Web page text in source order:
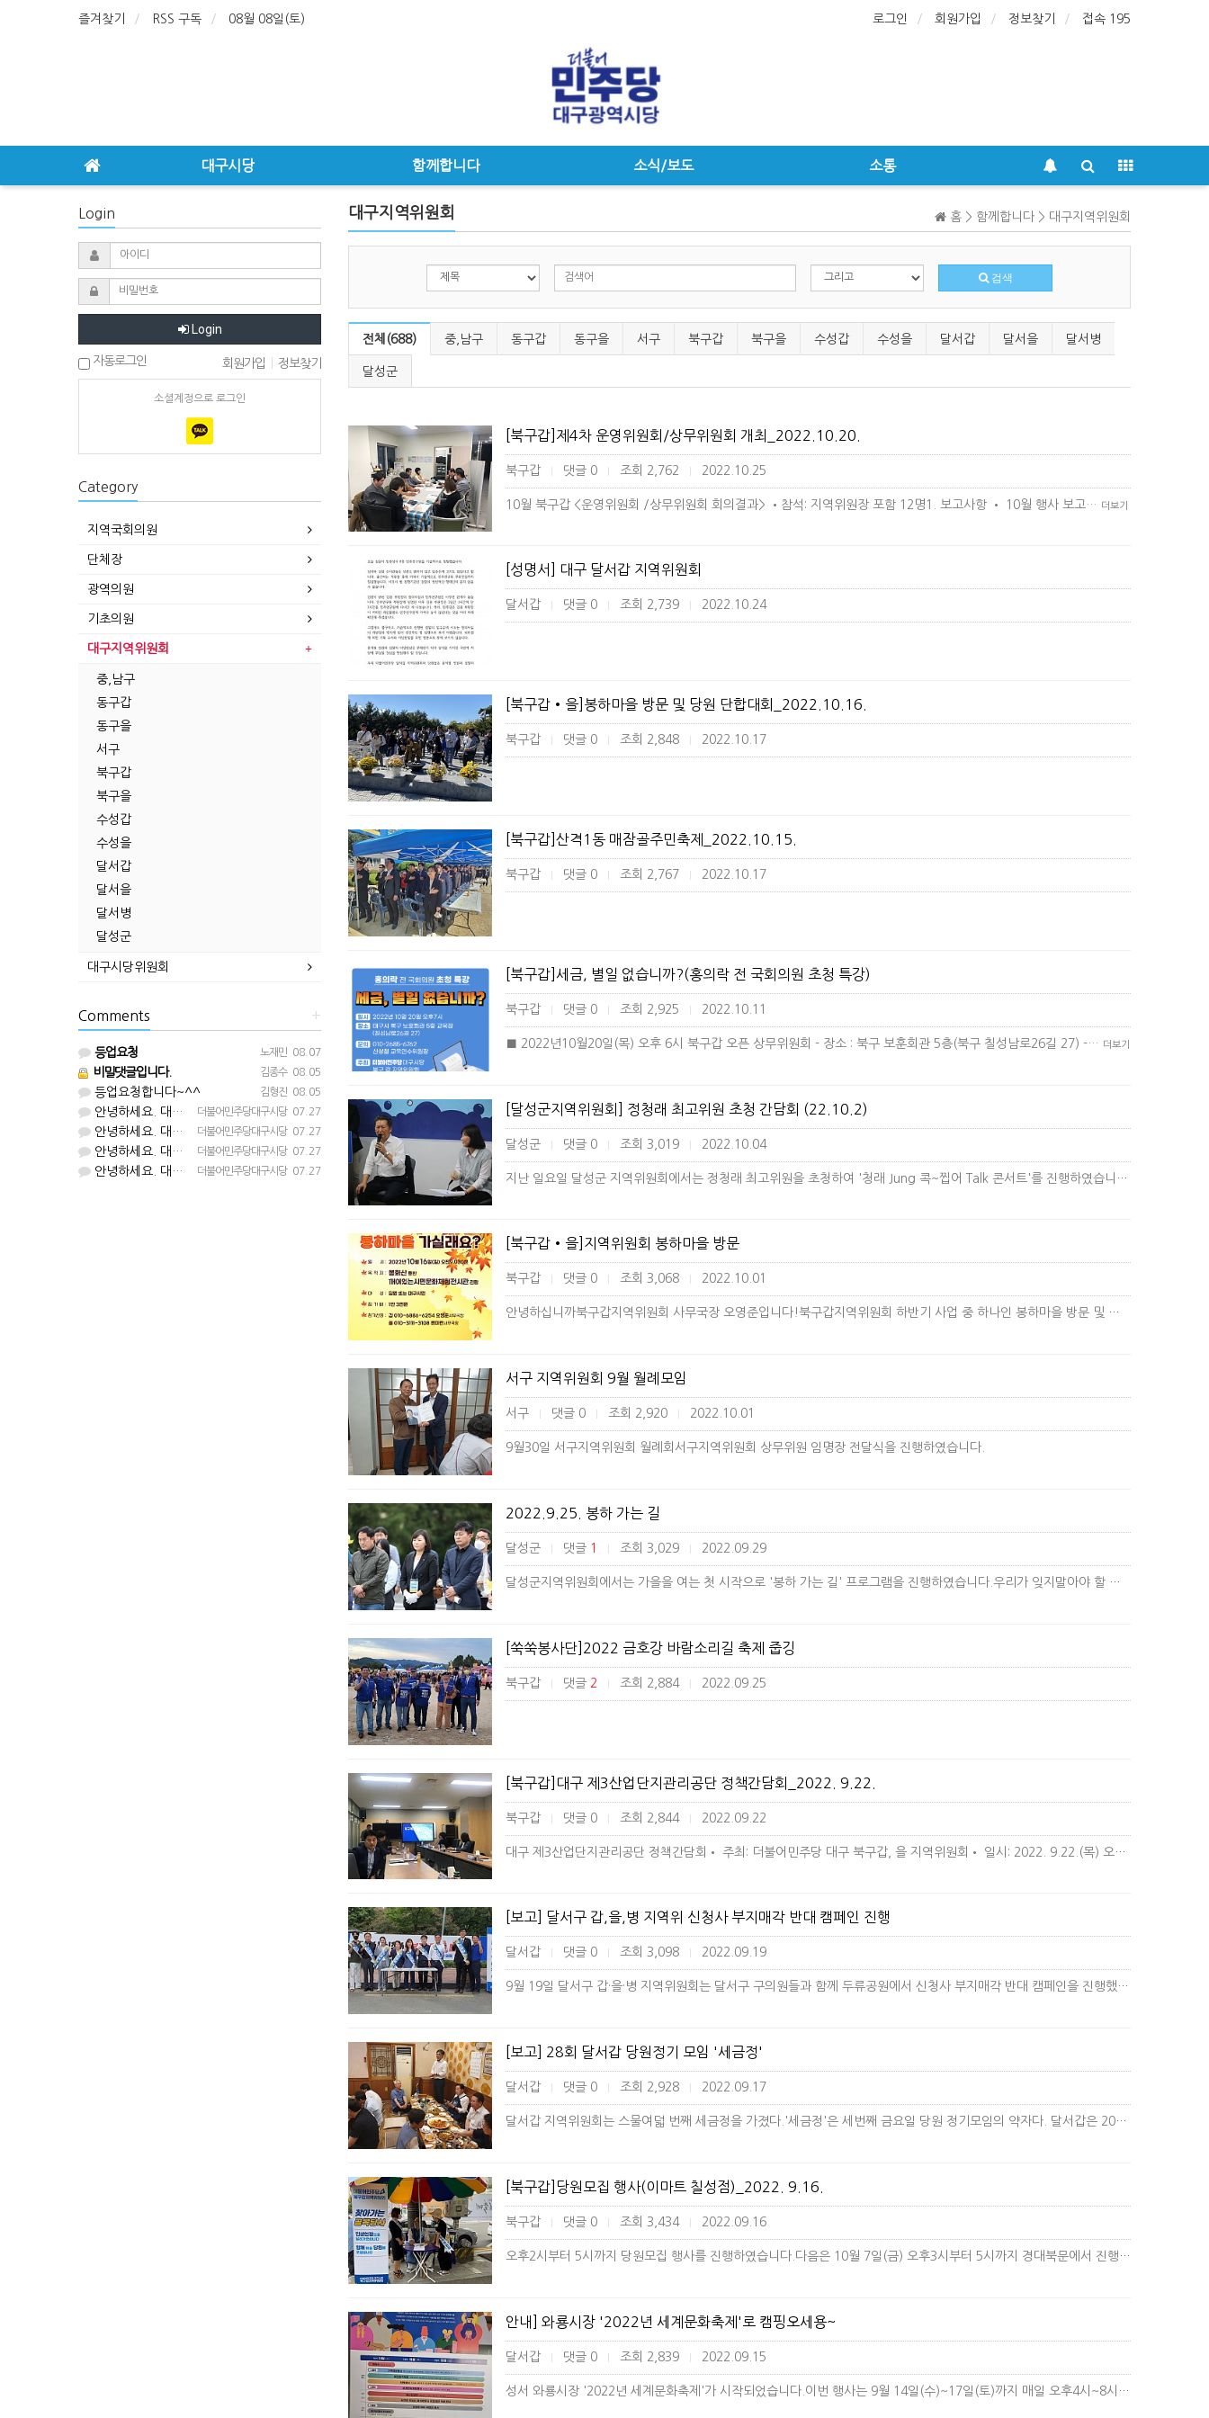
즐겨찾기 RSS 구독 08월 08일(토) 로그인 회원가입 정보찾기 접속 195
대구시당 함께합니다 소식/보도 소통
홈 > 함께합니다 > 대구지역위원회
대구지역위원회
검색
전체(688) 중,남구 동구갑 동구을 서구 북구갑 북구을 수성갑 수성을 달서갑 달서을 달서병
달성군
[북구갑]제4차 운영위원회/상무위원회 개최_2022.10.20.
북구갑 댓글 0 조회 2,762 2022.10.25
10월 북구갑 <운영위원회 /상무위원회 회의결과> •참석: 지역위원장 포함 12명1. 보고사항 • 10월 행사 보고… 더보기
[성명서] 대구 달서갑 지역위원회
달서갑 댓글 0 조회 2,739 2022.10.24
[북구갑•을]봉하마을 방문 및 당원 단합대회_2022.10.16.
북구갑 댓글 0 조회 2,848 2022.10.17
[북구갑]산격1동 매잠골주민축제_2022.10.15.
북구갑 댓글 0 조회 2,767 2022.10.17
[북구갑]세금, 별일 없습니까?(홍의락 전 국회의원 초청 특강)
북구갑 댓글 0 조회 2,925 2022.10.11
■ 2022년10월20일(목) 오후 6시 북구갑 오픈 상무위원회 - 장소 : 북구 보훈회관 5층(북구 칠성남로26길 27) -… 더보기
[달성군지역위원회] 정청래 최고위원 초청 간담회 (22.10.2)
달성군 댓글 0 조회 3,019 2022.10.04
지난 일요일 달성군 지역위원회에서는 정청래 최고위원을 초청하여 '청래 Jung 콕~찝어 Talk 콘서트'를 진행하였습니다.&l…
[북구갑•을]지역위원회 봉하마을 방문
북구갑 댓글 0 조회 3,068 2022.10.01
안녕하십니까북구갑지역위원회 사무국장 오영준입니다!북구갑지역위원회 하반기 사업 중 하나인 봉하마을 방문 및 체험에 대한 공지사항…
서구 지역위원회 9월 월례모임
서구 댓글 0 조회 2,920 2022.10.01
9월30일 서구지역위원회 월례회서구지역위원회 상무위원 임명장 전달식을 진행하였습니다.
2022.9.25. 봉하 가는 길
달성군 댓글 1 조회 3,029 2022.09.29
달성군지역위원회에서는 가을을 여는 첫 시작으로 '봉하 가는 길' 프로그램을 진행하였습니다.우리가 잊지말아야 할 정신을 다시 한…
[쑥쑥봉사단]2022 금호강 바람소리길 축제 줍깅
북구갑 댓글 2 조회 2,884 2022.09.25
[북구갑]대구 제3산업단지관리공단 정책간담회_2022. 9.22.
북구갑 댓글 0 조회 2,844 2022.09.22
대구 ​제3산업단지관리공단 정책간담회• 주최: 더불어민주당 대구 북구갑, 을 지역위원회• 일시: 2022. 9.22.(목) 오…
[보고] 달서구 갑,을,병 지역위 신청사 부지매각 반대 캠페인 진행
달서갑 댓글 0 조회 3,098 2022.09.19
9월 19일 달서구 갑·을·병 지역위원회는 달서구 구의원들과 함께 두류공원에서 신청사 부지매각 반대 캠페인을 진행했다.일요일 …
[보고] 28회 달서갑 당원정기 모임 '세금정'
달서갑 댓글 0 조회 2,928 2022.09.17
달서갑 지역위원회는 스물여덟 번째 세금정을 가졌다.'세금정'은 세번째 금요일 당원 정기모임의 약자다. 달서갑은 2019년부터 …
[북구갑]당원모집 행사(이마트 칠성점)_2022. 9.16.
북구갑 댓글 0 조회 3,434 2022.09.16
오후2시부터 5시까지 당원모집 행사를 진행하였습니다.다음은 10월 7일(금) 오후3시부터 5시까지 경대북문에서 진행합니다.유튜…
안내] 와룡시장 '2022년 세계문화축제'로 캠핑오세용~
달서갑 댓글 0 조회 2,839 2022.09.15
성서 와룡시장 '2022년 세계문화축제'가 시작되었습니다.이번 행사는 9월 14일(수)~17일(토)까지 매일 오후4시~8시까지…
Login
Login
자동로그인 회원가입 정보찾기
소셜계정으로 로그인
Category
지역국회의원
단체장
광역의원
기초의원
대구지역위원회
중,남구
동구갑
동구을
서구
북구갑
북구을
수성갑
수성을
달서갑
달서을
달서병
달성군
대구시당위원회
+
Comments
노재민 08.07
등업요청
김종수 08.05
비밀댓글입니다.
김형진 08.05
등업요청합니다~^^
더불어민주당대구시당 07.27
안녕하세요. 대구시당입니다. 등업 완료되었습니다^^
더불어민주당대구시당 07.27
안녕하세요. 대구시당입니다. 등업 완료되었습니다^^
더불어민주당대구시당 07.27
안녕하세요. 대구시당입니다. 등업 완료되었습니다^^
더불어민주당대구시당 07.27
안녕하세요. 대구시당입니다. 등업 완료되었습니다^^